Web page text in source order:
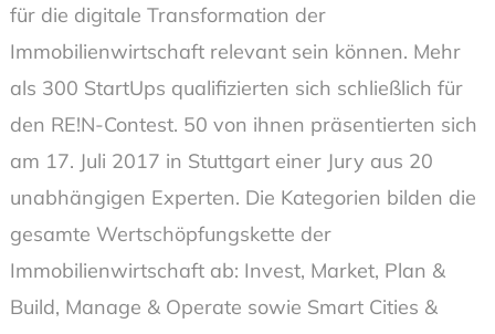
für die digitale Transformation der
Immobilienwirtschaft relevant sein können. Mehr
als 300 StartUps qualifizierten sich schließlich für
den RE!N-Contest. 50 von ihnen präsentierten sich
am 17. Juli 2017 in Stuttgart einer Jury aus 20
unabhängigen Experten. Die Kategorien bilden die
gesamte Wertschöpfungskette der
Immobilienwirtschaft ab: Invest, Market, Plan &
Build, Manage & Operate sowie Smart Cities &